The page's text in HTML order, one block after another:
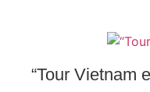
“Tour Vietnam